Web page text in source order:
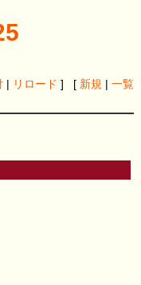
| リロード ] [ 新規 | 一覧